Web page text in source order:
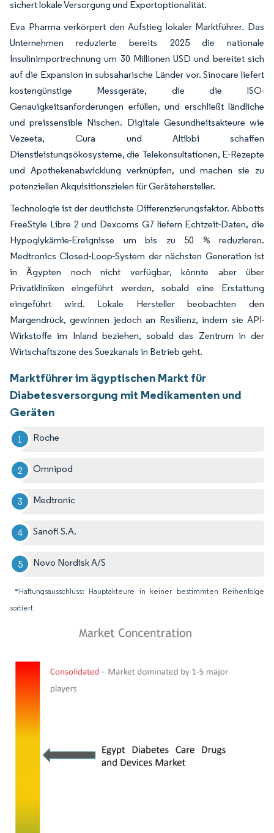
sichert lokale Versorgung und Exportoptionalität.
Eva Pharma verkörpert den Aufstieg lokaler Marktführer. Das
Unternehmen reduzierte bereits 2025 die nationale
Insulinimportrechnung um 30 Millionen USD und bereitet sich
auf die Expansion in subsaharische Länder vor. Sinocare liefert
kostengünstige Messgeräte, die die ISO-
Genauigkeitsanforderungen erfüllen, und erschließt ländliche
und preissensible Nischen. Digitale Gesundheitsakteure wie
Vezeeta, Cura und Altibbi schaffen
Dienstleistungsökosysteme, die Telekonsultationen, E-Rezepte
und Apothekenabwicklung verknüpfen, und machen sie zu
potenziellen Akquisitionszielen für Gerätehersteller.
Technologie ist der deutlichste Differenzierungsfaktor. Abbotts
FreeStyle Libre 2 und Dexcoms G7 liefern Echtzeit-Daten, die
Hypoglykämie-Ereignisse um bis zu 50 % reduzieren.
Medtronics Closed-Loop-System der nächsten Generation ist
in Ägypten noch nicht verfügbar, könnte aber über
Privatkliniken eingeführt werden, sobald eine Erstattung
eingeführt wird. Lokale Hersteller beobachten den
Margendrück, gewinnen jedoch an Resilienz, indem sie API-
Wirkstoffe im Inland beziehen, sobald das Zentrum in der
Wirtschaftszone des Suezkanals in Betrieb geht.
Marktführer im ägyptischen Markt für
Diabetesversorgung mit Medikamenten und
Geräten
Roche
Omnipod
Medtronic
Sanofi S.A.
Novo Nordisk A/S
*Haftungsausschluss: Hauptakteure in keiner bestimmten Reihenfolge
sortiert